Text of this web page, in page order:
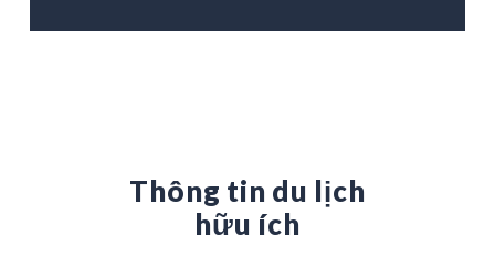
Thông tin du lịch
hữu ích